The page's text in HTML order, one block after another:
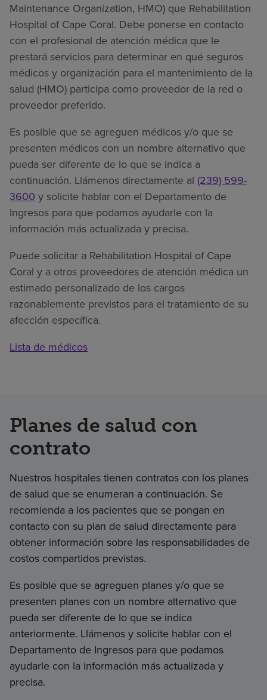
Maintenance Organization, HMO) que Rehabilitation
Hospital of Cape Coral. Debe ponerse en contacto
con el profesional de atención médica que le
prestará servicios para determinar en qué seguros
médicos y organización para el mantenimiento de la
salud (HMO) participa como proveedor de la red o
proveedor preferido.
Es posible que se agreguen médicos y/o que se
presenten médicos con un nombre alternativo que
pueda ser diferente de lo que se indica a
continuación. Llámenos directamente al (239) 599-
3600 y solicite hablar con el Departamento de
Ingresos para que podamos ayudarle con la
información más actualizada y precisa.
Puede solicitar a Rehabilitation Hospital of Cape
Coral y a otros proveedores de atención médica un
estimado personalizado de los cargos
razonablemente previstos para el tratamiento de su
afección específica.
Lista de médicos
Planes de salud con
contrato
Nuestros hospitales tienen contratos con los planes
de salud que se enumeran a continuación. Se
recomienda a los pacientes que se pongan en
contacto con su plan de salud directamente para
obtener información sobre las responsabilidades de
costos compartidos previstas.
Es posible que se agreguen planes y/o que se
presenten planes con un nombre alternativo que
pueda ser diferente de lo que se indica
anteriormente. Llámenos y solicite hablar con el
Departamento de Ingresos para que podamos
ayudarle con la información más actualizada y
precisa.